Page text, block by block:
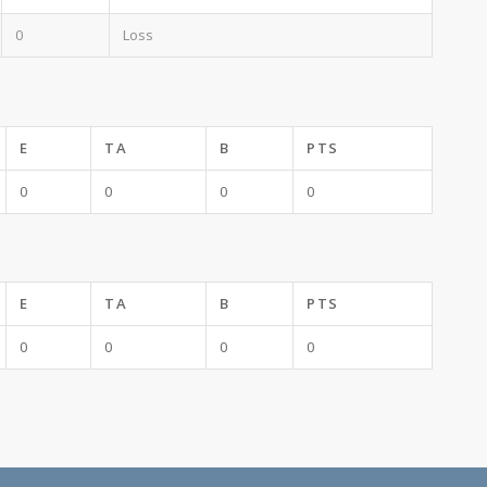
0 Loss
E TA B PTS
0 0 0 0
E TA B PTS
0 0 0 0